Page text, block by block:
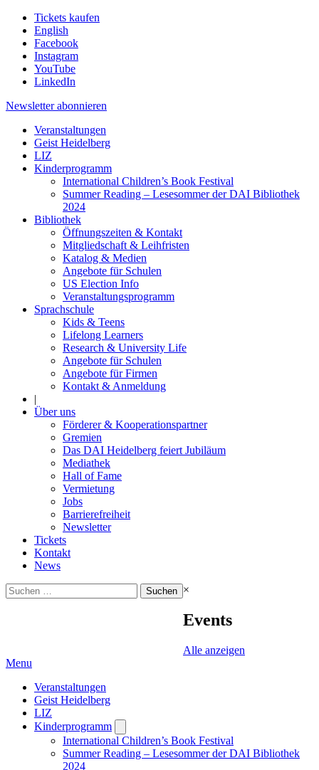
Tickets kaufen
English
Facebook
Instagram
YouTube
LinkedIn
Newsletter abonnieren
Veranstaltungen
Geist Heidelberg
LIZ
Kinderprogramm
International Children’s Book Festival
Summer Reading – Lesesommer der DAI Bibliothek
2024
Bibliothek
Öffnungszeiten & Kontakt
Mitgliedschaft & Leihfristen
Katalog & Medien
Angebote für Schulen
US Election Info
Veranstaltungsprogramm
Sprachschule
Kids & Teens
Lifelong Learners
Research & University Life
Angebote für Schulen
Angebote für Firmen
Kontakt & Anmeldung
|
Über uns
Förderer & Kooperationspartner
Gremien
Das DAI Heidelberg feiert Jubiläum
Mediathek
Hall of Fame
Vermietung
Jobs
Barrierefreiheit
Newsletter
Tickets
Kontakt
News
Suchen
nach:
×
Events
Alle anzeigen
Menu
Veranstaltungen
Geist Heidelberg
LIZ
Kinderprogramm
submenu
International Children’s Book Festival
Summer Reading – Lesesommer der DAI Bibliothek
2024